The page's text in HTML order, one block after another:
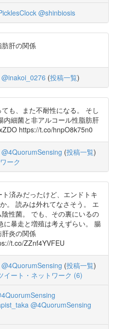
@shinbiosis
肝の関係
@inakoi_0276 (投稿一覧)
も、また不耐性になる。 そし
内細菌と非アルコール性脂肪肝
https://t.co/hnpO8k75n0
@4QuorumSensing (投稿一覧)
ーク
済みだったけど、エンドトキ
。 読みは外れてなさそう。 エ
性菌。 でも、その裏にいるの
に暴走と増殖は考えずらい。 腸
炎の関係
t.co/ZZnf4YVFEU
@4QuorumSensing (投稿一覧)
イート・ネットワーク (6)
@4QuorumSensing